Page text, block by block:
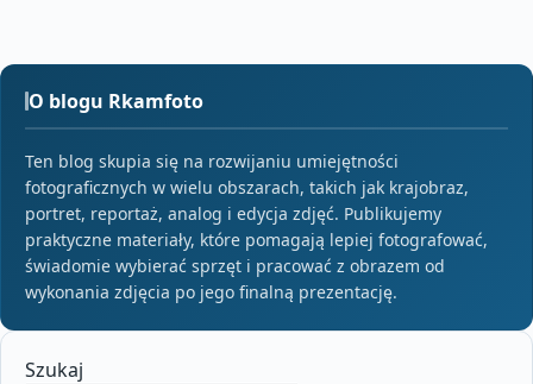
O blogu Rkamfoto
Ten blog skupia się na rozwijaniu umiejętności
fotograficznych w wielu obszarach, takich jak krajobraz,
portret, reportaż, analog i edycja zdjęć. Publikujemy
praktyczne materiały, które pomagają lepiej fotografować,
świadomie wybierać sprzęt i pracować z obrazem od
wykonania zdjęcia po jego finalną prezentację.
Szukaj